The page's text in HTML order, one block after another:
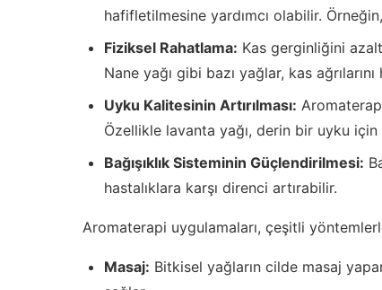
hafifletilmesine yardımcı olabilir.
Fiziksel Rahatlama: Kas gerginliğini
Nane yağı gibi bazı yağlar, kas
Uyku Kalitesinin Artırılması:
Özellikle lavanta yağı, derin bir uyku
Bağışıklık Sisteminin Güçlendirilmesi:
hastalıklara karşı direnci artırabilir.
Aromaterapi uygulamaları, çeşitli
Masaj: Bitkisel yağların cilde masaj